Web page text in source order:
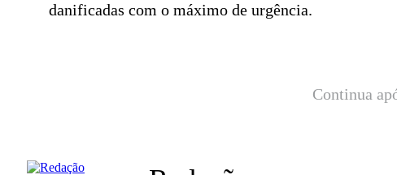
danificadas com o máximo de urgência.
Continua